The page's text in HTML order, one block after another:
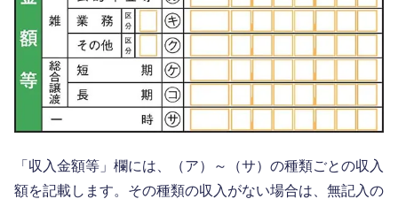
「収入金額等」欄には、（ア）～（サ）の種類ごとの収入
額を記載します。その種類の収入がない場合は、無記入の